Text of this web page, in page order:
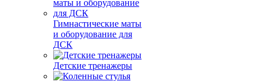
Гимнастические маты
и оборудование для
ДСК
Детские тренажеры